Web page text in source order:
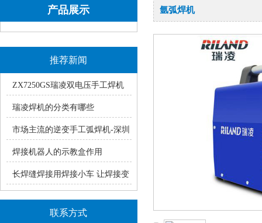
产品展示
推荐新闻
ZX7250GS瑞凌双电压手工焊机
使用中的常见疑问
瑞凌焊机的分类有哪些
市场主流的逆变手工弧焊机-深圳
瑞凌手工焊ZX7系统产品介绍
焊接机器人的示教盒作用
长焊缝焊接用焊接小车 让焊接变
轻松！（一）
联系方式
氩弧焊机